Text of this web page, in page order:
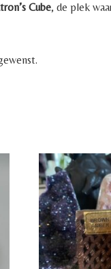
Cube, de plek